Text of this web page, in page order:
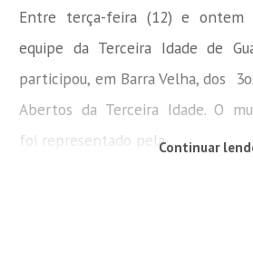
Entre terça-feira (12) e ontem
equipe da Terceira Idade de
participou, em Barra Velha, dos
Abertos da Terceira Idade. O
foi representado pela...Continuar